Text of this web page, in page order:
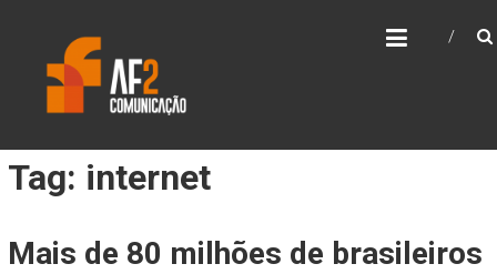
content
Tag: internet
Mais de 80 milhões de brasileiros